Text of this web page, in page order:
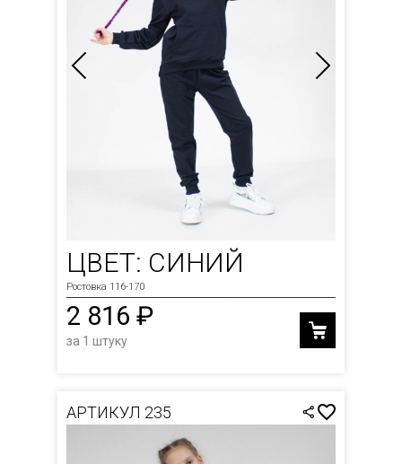
ЦВЕТ: СИНИЙ
Ростовка 116-170
2 816 ₽
за 1 штуку
АРТИКУЛ 235